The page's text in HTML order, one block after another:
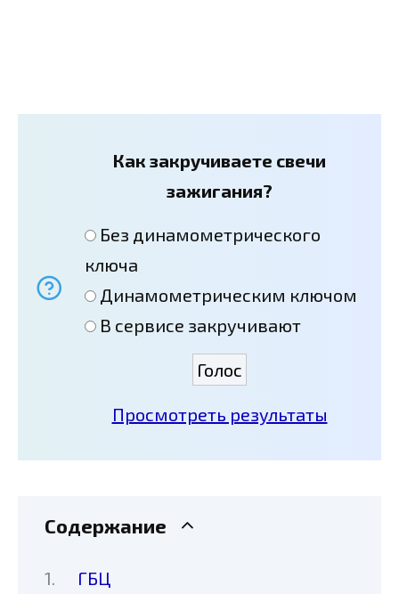
Как закручиваете свечи
зажигания?
Без динамометрического
ключа
Динамометрическим ключом
В сервисе закручивают
Просмотреть результаты
Содержание
ГБЦ